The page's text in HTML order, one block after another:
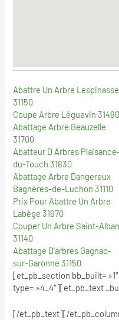
Abattre Un Arbre Lespinasse
31150
Coupe Arbre Léguevin 31490
Abattage Arbre Beauzelle
31700
Abatteur D Arbres
du-Touch 31830
Abattage Arbre Dangereux
Bagnères-de-Luchon 31110
Prix Pour Abattre Un Arbre
Labège 31670
Couper Un Arbre Saint-Alban
31140
Abattage D'arbres Gagnac-
sur-Garonne 31150
[et_pb_section bb_built=
type= »4_4″][et_pb_text
[/et_pb_text][/